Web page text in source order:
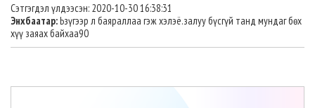
Сэтгэгдэл үлдээсэн: 2020-10-30 16:38:31
Энхбаатар:Ьзүгээр л баяраллаа гэж хэлэё.залуу бүсгүй танд мундаг бөх
хүү заяах байхаа90